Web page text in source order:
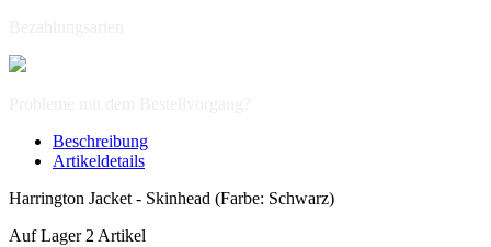
Beschreibung
Artikeldetails
Harrington Jacket - Skinhead (Farbe: Schwarz)
Auf Lager 2 Artikel